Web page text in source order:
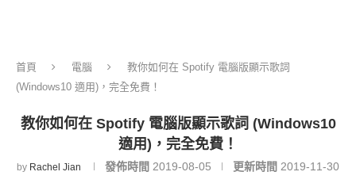
首頁 電腦
教你如何在 Spotify 電腦版顯示歌詞
(Windows10 適用)，完全免費！
教你如何在 Spotify 電腦版顯示歌詞 (Windows10
適用)，完全免費！
by Rachel Jian 發佈時間 2019-08-05 更新時間 2019-11-30